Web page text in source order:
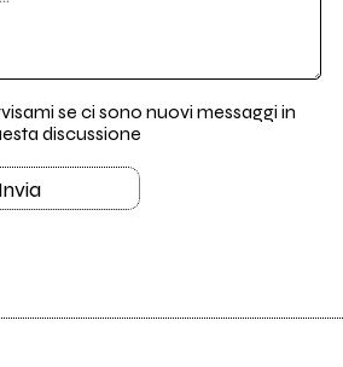
se ci sono nuovi messaggi in
discussione
Invia